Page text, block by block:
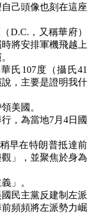
己頭像也刻在這座
D.C.，又稱華府）
將安排軍機飛越上
氏107度（攝氏41
，主要是證明我什
美國。
，為當地7月4日國
早在特朗普抵達前
」，並聚焦於身為
」。
民主黨反建制左派
頻頻將左派勢力崛